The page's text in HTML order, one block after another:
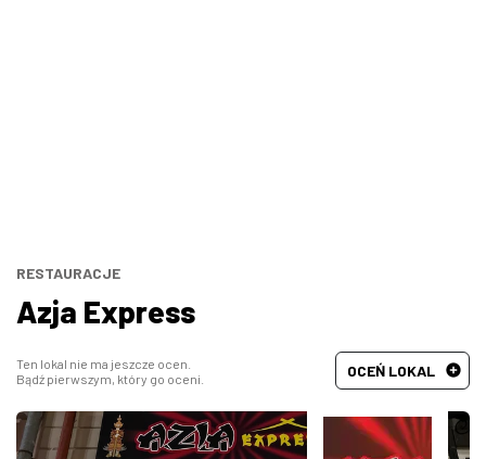
Hiszpańska
Francuska
RESTAURACJE
Azja Express
Ten lokal nie ma jeszcze ocen.
Bądź pierwszym, który go oceni.
OCEŃ LOKAL